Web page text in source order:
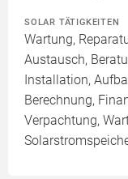
SOLAR TÄTIGKEITEN
Wartung,
Austausch,
Installation,
Berechnung,
Verpachtung,